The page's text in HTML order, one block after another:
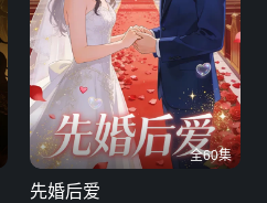
全60集
先婚后爱